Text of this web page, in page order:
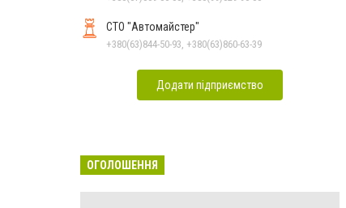
СТО "Автомайстер"
+380(63)844-50-93, +380(63)860-63-39
Додати підприємство
ОГОЛОШЕННЯ